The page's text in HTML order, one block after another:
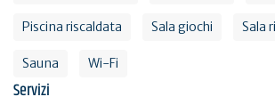
Piscina riscaldata Sala giochi Sala
Sauna Wi-Fi
Servizi